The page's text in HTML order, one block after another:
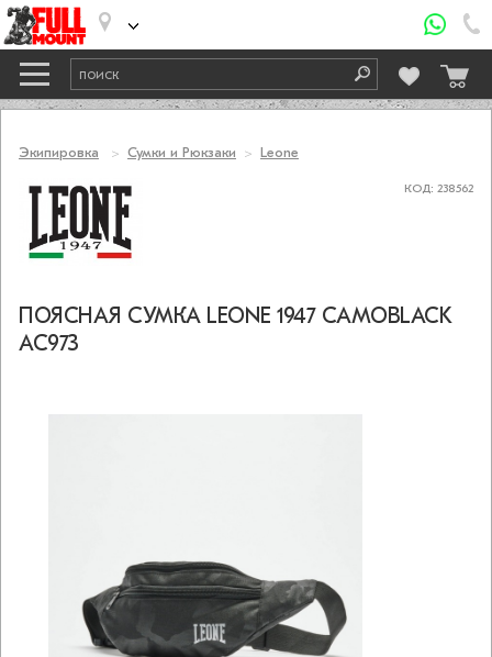
Экипировка Сумки и Рюкзаки Leone
КОД: 238562
ПОЯСНАЯ СУМКА LEONE 1947 CAMOBLACK
AC973